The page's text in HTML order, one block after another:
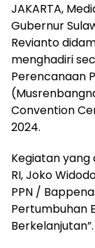
JAKARTA,
Gubernur
Revianto
menghadiri
Perencanaan
Convention
2024.
Kegiatan yang
RI, Joko
PPN /
Pertumbuhan
Berkelanjutan”.